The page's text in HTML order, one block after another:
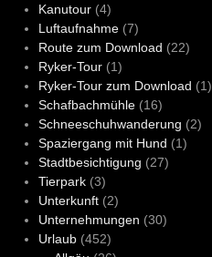
Kanutour(4)
Luftaufnahme(7)
Route zum Download (22)
Ryker-Tour(1)
Ryker-Tour zum Download (1)
Schafbachmühle(16)
Schneeschuhwanderung (2)
Spaziergang mit Hund (1)
Stadtbesichtigung (27)
Tierpark(3)
Unterkunft(2)
Unternehmungen (30)
Urlaub(452)